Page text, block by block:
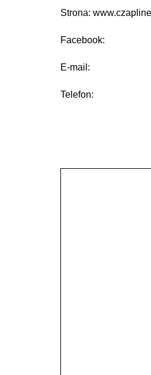
Strona:
Facebook:
E-mail:
Telefon: